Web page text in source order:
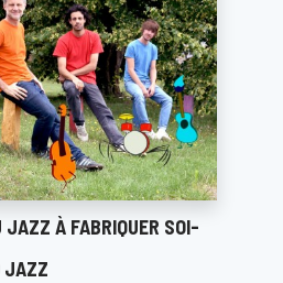
À FABRIQUER SOI-
JAZZ